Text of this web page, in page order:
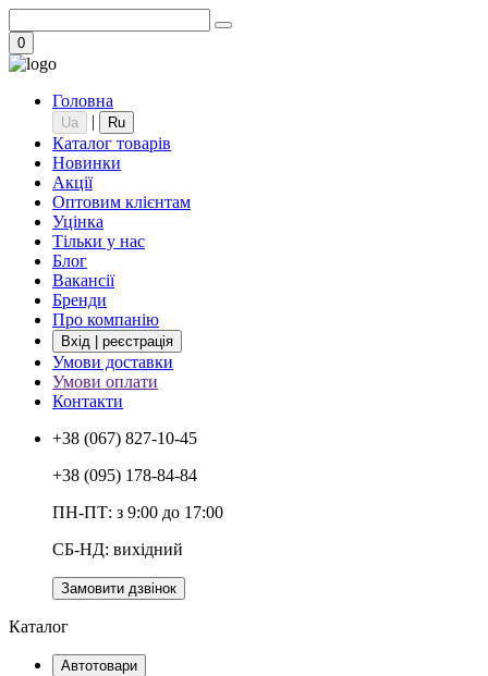
0
Головна
Ua | Ru
Каталог товарів
Новинки
Акції
Оптовим клієнтам
Уцінка
Тільки у нас
Блог
Вакансії
Бренди
Про компанію
Вхід | реєстрація
Умови доставки
Умови оплати
Контакти
+38 (067) 827-10-45
+38 (095) 178-84-84
ПН-ПТ: з 9:00 до 17:00
СБ-НД: вихідний
Замовити дзвінок
Каталог
Автотовари